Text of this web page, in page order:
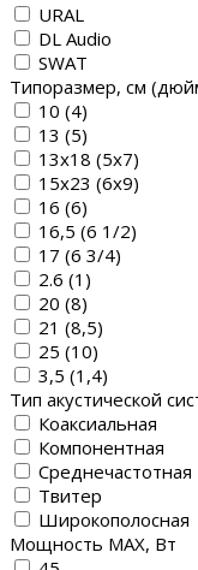
URAL
DL Audio
SWAT
Типоразмер, см
10 (4)
13 (5)
13х18 (5х7)
15х23 (6х9)
16 (6)
16,5 (6 1/2)
17 (6 3/4)
2.6 (1)
20 (8)
21 (8,5)
25 (10)
3,5 (1,4)
Тип акустической
Коаксиальная
Компонентная
Среднечастотная
Твитер
Широкополосная
Мощность MAX, Вт